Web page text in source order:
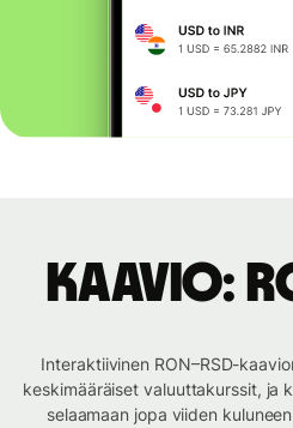
Kaavio:
Interaktiivinen RON–RSD-
keskimääräiset valuuttakurssit, ja
selaamaan jopa viiden